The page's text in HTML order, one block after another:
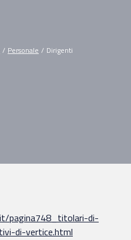
/ Personale / Dirigenti
pagina748_titolari-di-
di-vertice.html